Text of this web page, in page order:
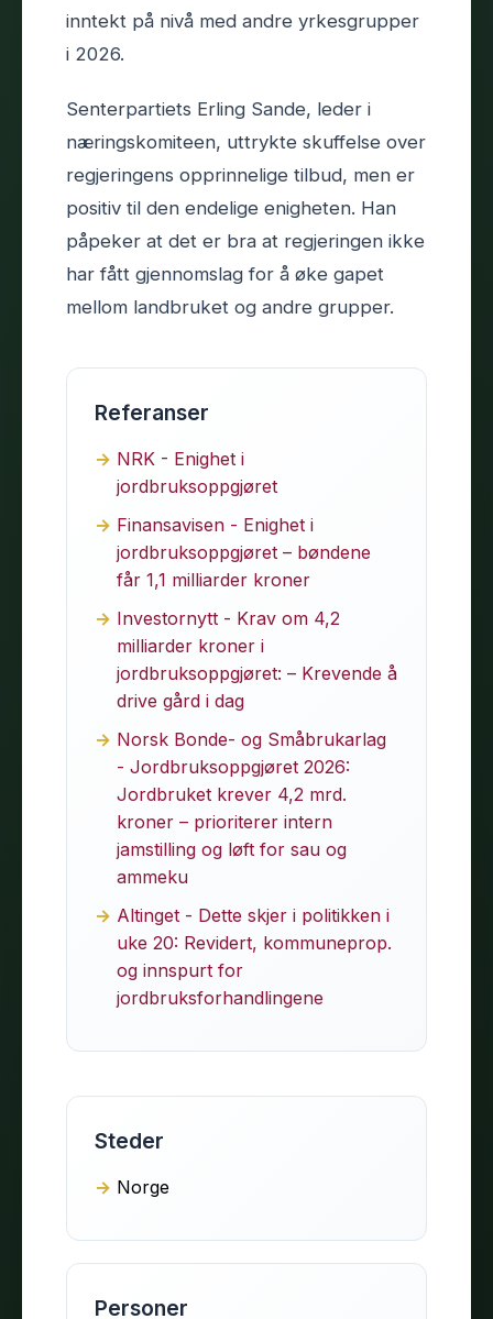
inntekt på nivå med andre yrkesgrupper
i 2026.
Senterpartiets Erling Sande, leder i
næringskomiteen, uttrykte skuffelse over
regjeringens opprinnelige tilbud, men er
positiv til den endelige enigheten. Han
påpeker at det er bra at regjeringen ikke
har fått gjennomslag for å øke gapet
mellom landbruket og andre grupper.
Referanser
NRK - Enighet i
jordbruksoppgjøret
Finansavisen - Enighet i
jordbruksoppgjøret – bøndene
får 1,1 milliarder kroner
Investornytt - Krav om 4,2
milliarder kroner i
jordbruksoppgjøret: – Krevende å
drive gård i dag
Norsk Bonde- og Småbrukarlag
- Jordbruksoppgjøret 2026:
Jordbruket krever 4,2 mrd.
kroner – prioriterer intern
jamstilling og løft for sau og
ammeku
Altinget - Dette skjer i politikken i
uke 20: Revidert, kommuneprop.
og innspurt for
jordbruksforhandlingene
Steder
Norge
Personer